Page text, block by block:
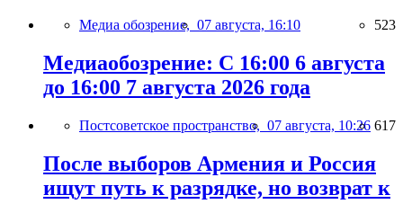
Медиа обозрение, 07 августа, 16:10 523
Медиаобозрение: С 16:00 6 августа
до 16:00 7 августа 2026 года
Постсоветское пространство, 07 августа, 10:26 617
После выборов Армения и Россия
ищут путь к разрядке, но возврат к